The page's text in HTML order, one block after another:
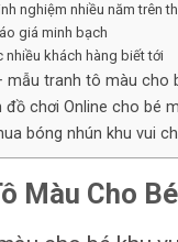
nghiệm nhiều năm trên
giá minh bạch
nhiều khách hàng biết tới
mẫu tranh tô màu cho
đồ chơi Online cho bé
bóng nhún khu vui
Màu Cho